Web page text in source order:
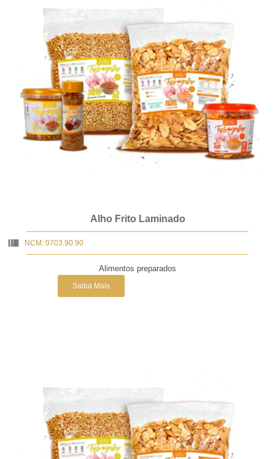
Alho Frito Laminado
NCM: 0703.90.90
Alimentos preparados
Saiba Mais